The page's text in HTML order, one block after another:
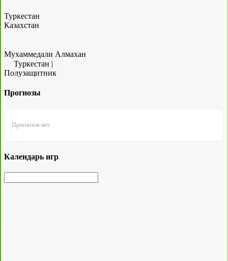
Туркестан
Казахстан
Мухаммедали Алмахан
Туркестан |
Полузащитник
Прогнозы
Прогнозов нет.
Календарь игр